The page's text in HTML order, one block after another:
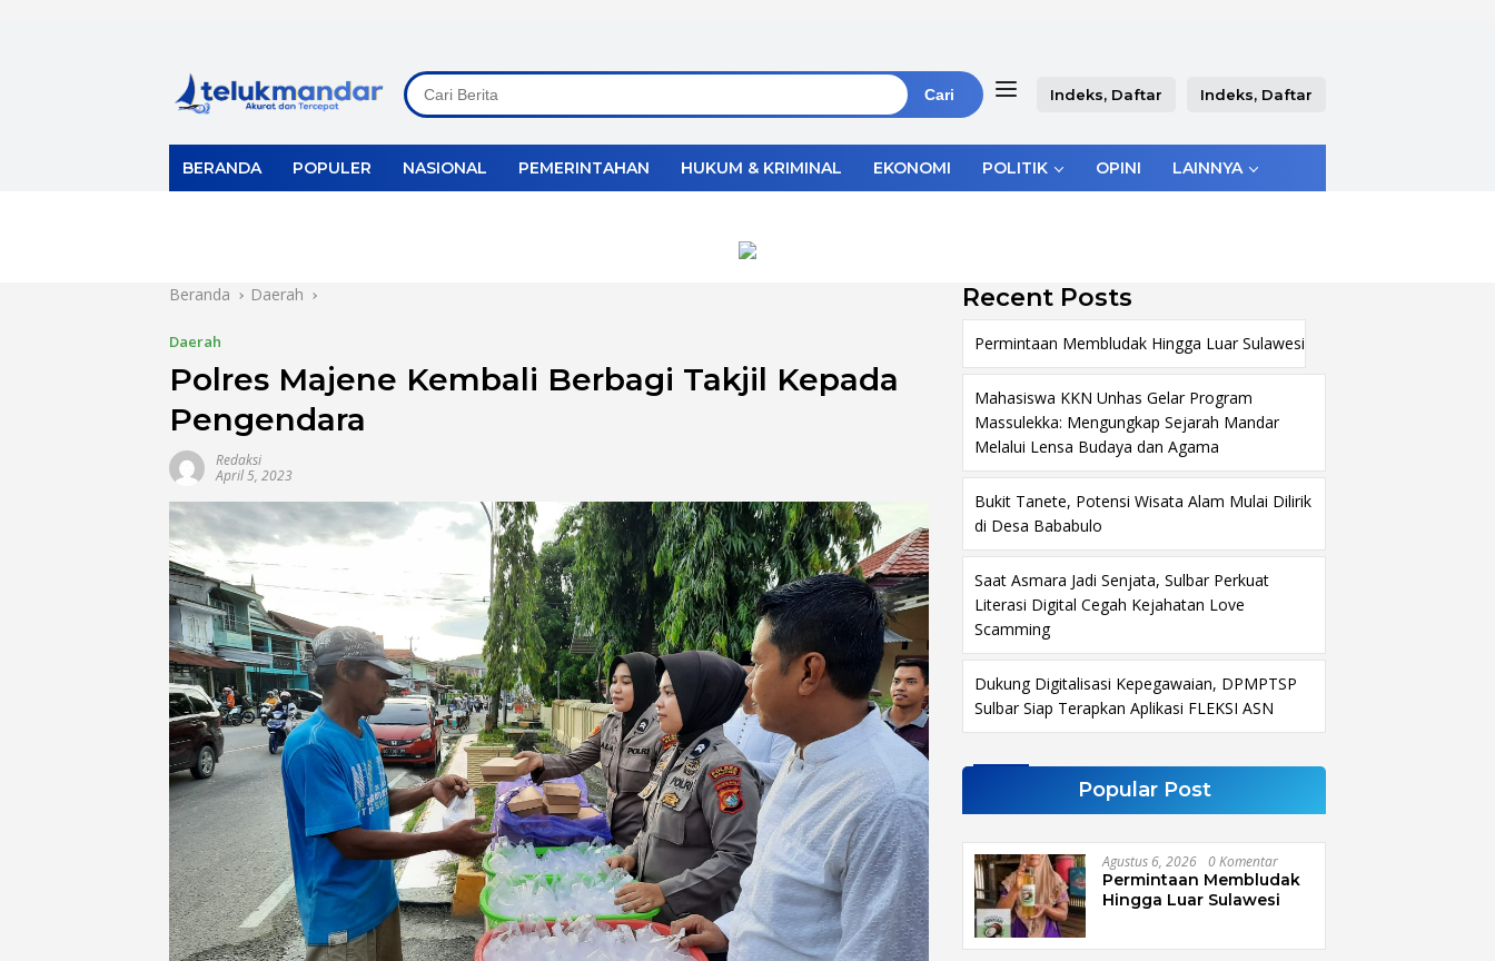
Cari Indeks, Daftar Indeks, Daftar
BERANDA POPULER NASIONAL PEMERINTAHAN HUKUM & KRIMINAL EKONOMI POLITIK OPINI LAINNYA
Beranda Daerah
Daerah
Polres Majene Kembali Berbagi Takjil Kepada
Pengendara
Redaksi
April 5, 2023
Recent Posts
Permintaan Membludak Hingga Luar Sulawesi
Mahasiswa KKN Unhas Gelar Program
Massulekka: Mengungkap Sejarah Mandar
Melalui Lensa Budaya dan Agama
Bukit Tanete, Potensi Wisata Alam Mulai Dilirik
di Desa Bababulo
Saat Asmara Jadi Senjata, Sulbar Perkuat
Literasi Digital Cegah Kejahatan Love
Scamming
Dukung Digitalisasi Kepegawaian, DPMPTSP
Sulbar Siap Terapkan Aplikasi FLEKSI ASN
Popular Post
Agustus 6, 2026 0 Komentar
Permintaan Membludak
Hingga Luar Sulawesi